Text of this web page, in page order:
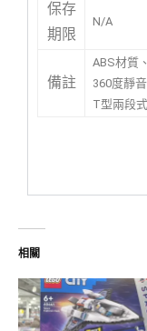
保存
期限
N/A
備註
ABS材質
360度靜
T型兩段
相關